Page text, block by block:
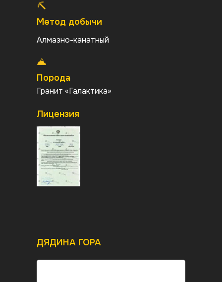
Метод добычи
Алмазно-канатный
Порода
Гранит «Галактика»
ЛицензияНужен период
ДЯДИНА ГОРА